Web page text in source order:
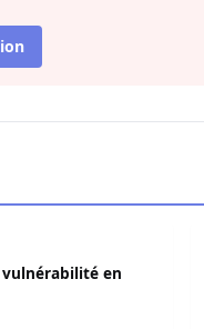
vulnérabilité en